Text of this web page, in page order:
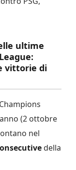
ultime
vittorie di
(2 ottobre
nel
della